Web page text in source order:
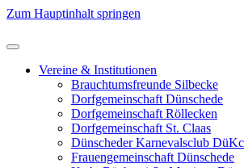
Zum Hauptinhalt springen
Vereine & Institutionen
Brauchtumsfreunde Silbecke
Dorfgemeinschaft Dünschede
Dorfgemeinschaft Röllecken
Dorfgemeinschaft St. Claas
Dünscheder Karnevalsclub DüKc
Frauengemeinschaft Dünschede